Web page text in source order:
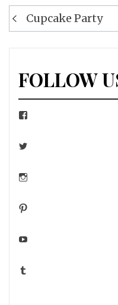
Navigation
de
Cupcake Party
FOLLOW
Facebook
Twitter
Instagram
Pinterest
YouTube
Tumblr